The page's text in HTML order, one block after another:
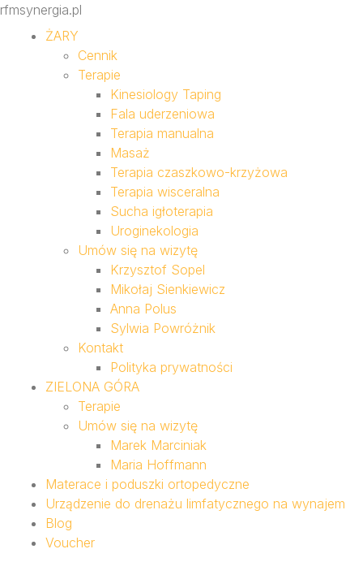
rfmsynergia.pl
ŻARY
Cennik
Terapie
Kinesiology Taping
Fala uderzeniowa
Terapia manualna
Masaż
Terapia czaszkowo-krzyżowa
Terapia wisceralna
Sucha igłoterapia
Uroginekologia
Umów się na wizytę
Krzysztof Sopel
Mikołaj Sienkiewicz
Anna Polus
Sylwia Powróżnik
Kontakt
Polityka prywatności
ZIELONA GÓRA
Terapie
Umów się na wizytę
Marek Marciniak
Maria Hoffmann
Materace i poduszki ortopedyczne
Urządzenie do drenażu limfatycznego na wynajem
Blog
Voucher